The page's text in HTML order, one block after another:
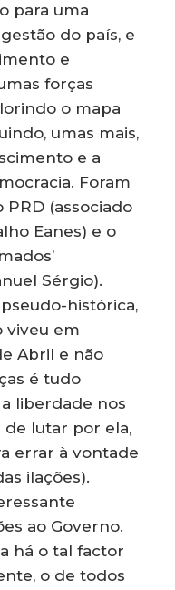
para uma
do país, e
e
forças
o mapa
umas mais,
e a
Foram
(associado
Eanes) e o
Sérgio).
histórica,
viveu em
Abril e não
é tudo
liberdade nos
lutar por ela,
errar à vontade
ilações).
ao Governo.
há o tal factor
o de todos